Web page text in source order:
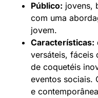
Público: jovens,
com uma
jovem.
Características:
versáteis, fáceis
de coquetéis
eventos sociais.
e